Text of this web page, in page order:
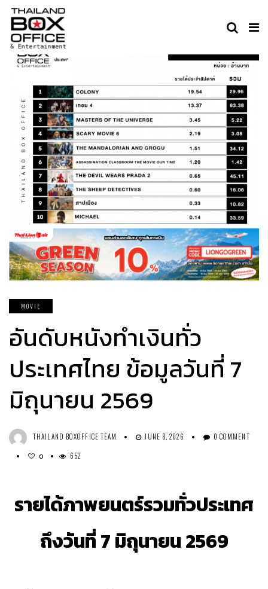
MOVIE
อันดับหนังทำเงินทั่ว
ประเทศไทย ข้อมูลวันที่ 7
มิถุนายน 2569
THAILAND BOXOFFICE TEAM JUNE 8, 2026 0 COMMENT
0 652
รายได้ภาพยนตร์รวมทั่วประเทศ
ถึงวันที่ 7 มิถุนายน 2569